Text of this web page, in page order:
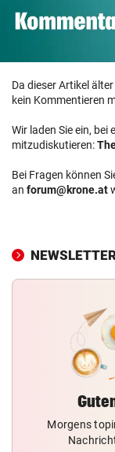
Da dieser Artikel
kein Kommentieren
Wir laden Sie ein,
mitzudiskutieren:
Bei Fragen können
an forum@krone.at
Morgens